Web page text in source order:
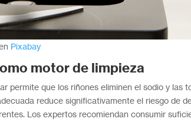
Pixabay
motor de limpieza
permite que los riñones eliminen el sodio y las
reduce significativamente el riesgo de
Los expertos recomiendan consumir